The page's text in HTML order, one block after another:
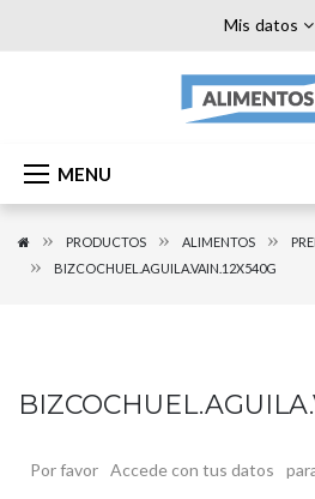
Mis datos
MENU
PRODUCTOS ALIMENTOS
BIZCOCHUEL.AGUILA.VAIN.12X540G
Por favor Accede con tus datos